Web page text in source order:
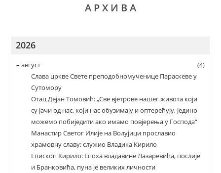
А Р Х И В А
2026
–август
(4)
Слава цркве Свете преподобномученице Параскеве у
Сутомору
Отац Дејан Томовић: „Све вјетрове нашег живота који
су јачи од нас, који нас обузимају и оптерећују, једино
можемо побиједити ако имамо повјерења у Господа“
Манастир Светог Илије на Волујици прославио
храмовну славу; служио Владика Кирило
Епископ Кирило: Епоха владавине Лазаревића, послије
и Бранковића, пуна је великих личности